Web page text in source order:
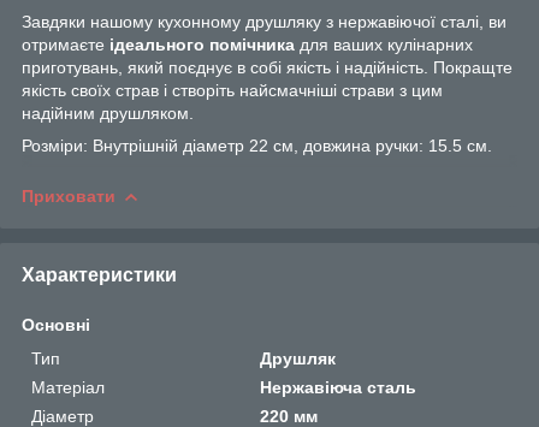
Завдяки нашому кухонному друшляку з нержавіючої сталі, ви
отримаєте ідеального помічника для ваших кулінарних
приготувань, який поєднує в собі якість і надійність. Покращте
якість своїх страв і створіть найсмачніші страви з цим
надійним друшляком.
Розміри: Внутрішній діаметр 22 см, довжина ручки: 15.5 см.
Приховати
Характеристики
Основні
Тип
Друшляк
Матеріал
Нержавіюча сталь
Діаметр
220 мм